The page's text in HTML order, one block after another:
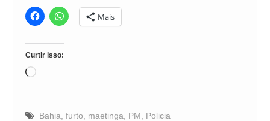
Mais
Curtir isso:
Carregando...
Bahia furto maetinga PM Policia